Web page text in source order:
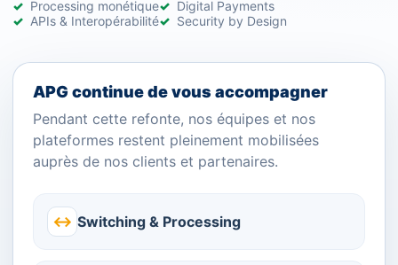
Processing monétique
Digital Payments
APIs & Interopérabilité
Security by Design
APG continue de vous accompagner
Pendant cette refonte, nos équipes et nos
plateformes restent pleinement mobilisées
auprès de nos clients et partenaires.
↔ Switching & Processing